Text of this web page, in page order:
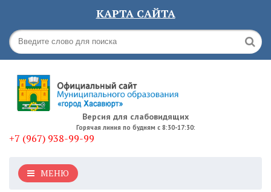
КАРТА САЙТА
Версия для слабовидящих
Горячая линия по будням с 8:30-17:30:
+7 (967) 938-99-99
МЕНЮ